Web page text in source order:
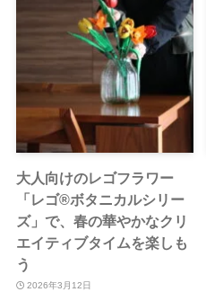
大人向けのレゴフラワー
「レゴ®️ボタニカルシリー
ズ」で、春の華やかなクリ
エイティブタイムを楽しも
う
2026年3月12日